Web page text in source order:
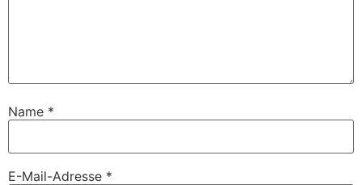
Name *
E-Mail-Adresse *